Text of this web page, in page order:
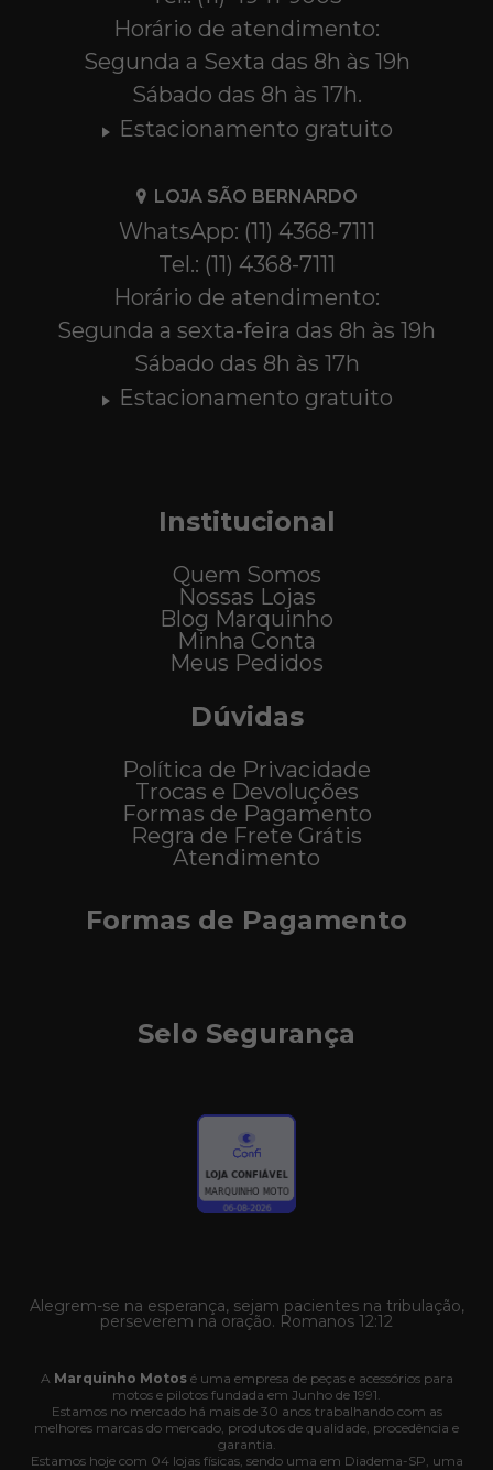
Horário de atendimento:
Segunda a Sexta das 8h às 19h
Sábado das 8h às 17h.
Estacionamento gratuito
LOJA SÃO BERNARDO
WhatsApp: (11) 4368-7111
Tel.: (11) 4368-7111
Horário de atendimento:
Segunda a sexta-feira das 8h às 19h
Sábado das 8h às 17h
Estacionamento gratuito
Institucional
Quem Somos
Nossas Lojas
Blog Marquinho
Minha Conta
Meus Pedidos
Dúvidas
Política de Privacidade
Trocas e Devoluções
Formas de Pagamento
Regra de Frete Grátis
Atendimento
Formas de Pagamento
Selo Segurança
Alegrem-se na esperança, sejam pacientes na tribulação,
perseverem na oração. Romanos 12:12
A Marquinho Motosé uma empresa de peças e acessórios para
motos e pilotos fundada em Junho de 1991.
Estamos no mercado há mais de 30 anos trabalhando com as
melhores marcas do mercado, produtos de qualidade, procedência e
garantia.
Estamos hoje com 04 lojas físicas, sendo uma em Diadema-SP, uma